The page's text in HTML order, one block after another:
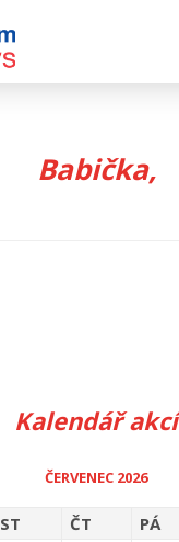
Babička,
Kalendář akcí
ČERVENEC 2026
ST ČT PÁ